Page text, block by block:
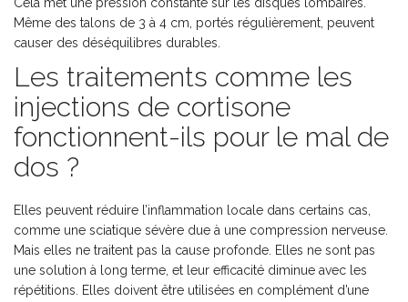
Cela met une pression constante sur les disques lombaires.
Même des talons de 3 à 4 cm, portés régulièrement, peuvent
causer des déséquilibres durables.
Les traitements comme les
injections de cortisone
fonctionnent-ils pour le mal de
dos ?
Elles peuvent réduire l’inflammation locale dans certains cas,
comme une sciatique sévère due à une compression nerveuse.
Mais elles ne traitent pas la cause profonde. Elles ne sont pas
une solution à long terme, et leur efficacité diminue avec les
répétitions. Elles doivent être utilisées en complément d’une